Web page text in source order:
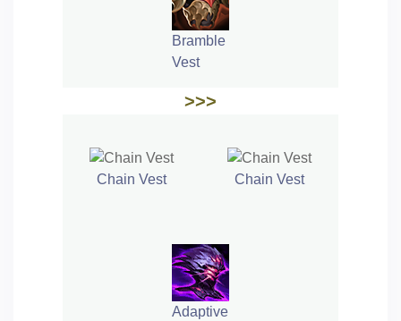
Bramble
Vest
>>>
Chain Vest Chain Vest
Adaptive